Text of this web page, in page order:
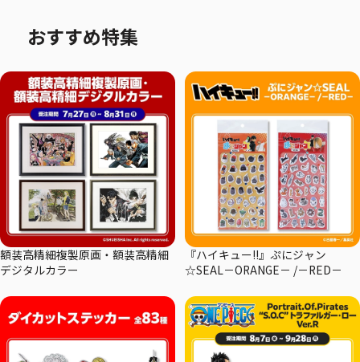
おすすめ特集
額装高精細複製原画・額装高精細
デジタルカラー
『ハイキュー!!』ぷにジャン
☆SEAL－ORANGE－ /－RED－